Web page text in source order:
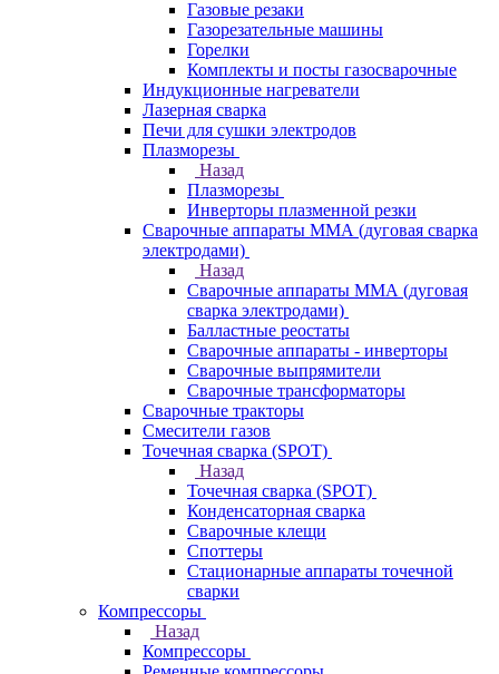
Газовые резаки
Газорезательные машины
Горелки
Комплекты и посты газосварочные
Индукционные нагреватели
Лазерная сварка
Печи для сушки электродов
Плазморезы
Назад
Плазморезы
Инверторы плазменной резки
Сварочные аппараты ММА (дуговая сварка
электродами)
Назад
Сварочные аппараты ММА (дуговая
сварка электродами)
Балластные реостаты
Сварочные аппараты - инверторы
Сварочные выпрямители
Сварочные трансформаторы
Сварочные тракторы
Смесители газов
Точечная сварка (SPOT)
Назад
Точечная сварка (SPOT)
Конденсаторная сварка
Сварочные клещи
Споттеры
Стационарные аппараты точечной
сварки
Компрессоры
Назад
Компрессоры